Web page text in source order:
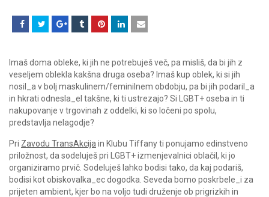
Imaš doma obleke, ki jih ne potrebuješ več, pa misliš, da bi jih z
veseljem oblekla kakšna druga oseba? Imaš kup oblek, ki si jih
nosil_a v bolj maskulinem/feminilnem obdobju, pa bi jih podaril_a
in hkrati odnesla_el takšne, ki ti ustrezajo? Si LGBT+ oseba in ti
nakupovanje v trgovinah z oddelki, ki so ločeni po spolu,
predstavlja nelagodje?
Pri Zavodu TransAkcija in Klubu Tiffany ti ponujamo edinstveno
priložnost, da sodeluješ pri LGBT+ izmenjevalnici oblačil, ki jo
organiziramo prvič. Sodeluješ lahko bodisi tako, da kaj podariš,
bodisi kot obiskovalka_ec dogodka. Seveda bomo poskrbele_i za
prijeten ambient, kjer bo na voljo tudi druženje ob prigrizkih in